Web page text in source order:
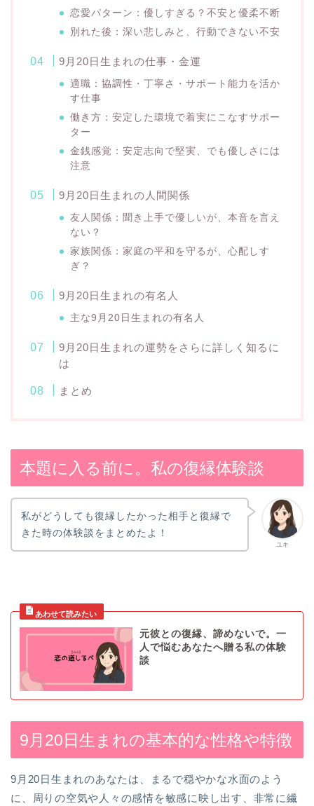
恋愛パターン：優しすぎる？不安と優柔不断
別れた後：深い悲しみと、行動できない不安
9月20日生まれの仕事・金運
適職：協調性・丁寧さ・サポート能力を活か
す仕事
働き方：安定した環境で着実にこなすサポー
ター
金銭感覚：安定志向で堅実、でも優しさには
注意
9月20日生まれの人間関係
友人関係：聞き上手で優しいが、本音を言え
ない？
家族関係：家庭の平和を守るが、心配しす
ぎ？
9月20日生まれの有名人
主な9月20日生まれの有名人
9月20日生まれの運勢をさらに詳しく知るに
は
まとめ
本題に入る前に。私の復縁体験談
ユキ
私がどうしても復縁したかった相手と復縁で
きた時の体験談をまとめたよ！
元彼との復縁、諦めないで。一
人で悩むあなたへ贈る私の体験
談
9月20日生まれの基本的な性格や特徴
9月20日生まれのあなたは、まるで穏やかな水面のよう
に、周りの空気や人々の感情を敏感に映し出す、非常に繊